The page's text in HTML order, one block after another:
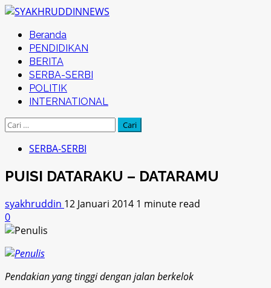
Skip
content
Primary
Menu
Beranda
PENDIDIKAN
BERITA
SERBA-SERBI
POLITIK
INTERNATIONAL
Cari
SERBA-SERBI
PUISI DATARAKU – DATARAMU
syakhruddin 12 Januari 2014 1 minute read
0
Pendakian yang tinggi dengan jalan berkelok